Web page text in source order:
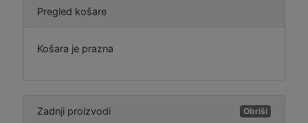
Pregled košare
Košara je prazna
Zadnji proizvodi Obriši